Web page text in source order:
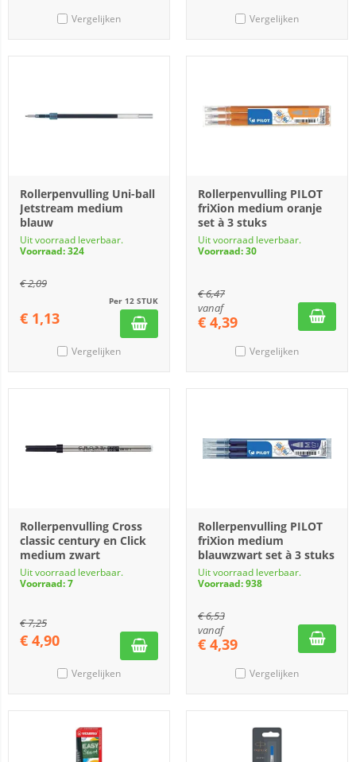
Vergelijken Vergelijken
Rollerpenvulling Uni-ball
Jetstream medium
blauw
Uit voorraad leverbaar.
Voorraad: 324
€2,09
Per 12 STUK
€ 1,13
Vergelijken
Rollerpenvulling PILOT
friXion medium oranje
set à 3 stuks
Uit voorraad leverbaar.
Voorraad: 30
€6,47
vanaf
€ 4,39
Vergelijken
Rollerpenvulling Cross
classic century en Click
medium zwart
Uit voorraad leverbaar.
Voorraad: 7
€7,25
€ 4,90
Vergelijken
Rollerpenvulling PILOT
friXion medium
blauwzwart set à 3 stuks
Uit voorraad leverbaar.
Voorraad: 938
€6,53
vanaf
€ 4,39
Vergelijken